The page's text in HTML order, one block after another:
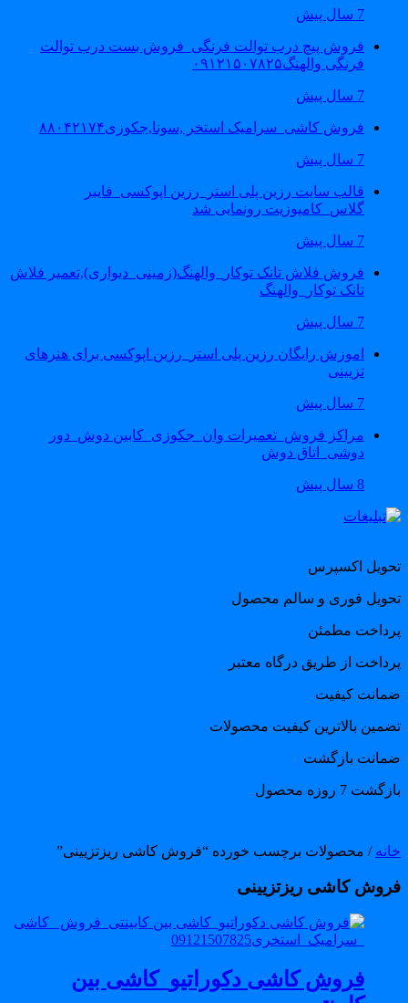
فروش پیچ درب توالت فرنگی_فروش بست درب توالت
فرنگی والهنگ۰۹۱۲۱۵۰۷۸۲۵
فروش کاشی_سرامیک استخر ,سونا,جکوزی۸۸۰۴۲۱۷۴
قالب سایت رزین پلی استر_رزین اپوکسی_فایبر
گلاس_کامپوزیت رونمایی شد
فروش فلاش تانک توکار_والهنگ(زمینی_دیواری),تعمیر فلاش
تانک توکار_والهنگ
اموزش رایگان رزین پلی استر_رزین اپوکسی برای هنرهای
تزیینی
مراکز فروش_تعمیرات وان_جکوزی_کابین دوش_دور
دوشی_اتاق دوش
اکسپرس
فوری و سالم محصول
مطمئن
از طریق درگاه معتبر
کیفیت
بالاترین کیفیت محصولات
بازگشت
7 روزه محصول
/ محصولات برچسب خورده “فروش کاشی ریزتزیینی”
کاشی ریزتزیینی
فروش کاشی دکوراتیو_کاشی بین